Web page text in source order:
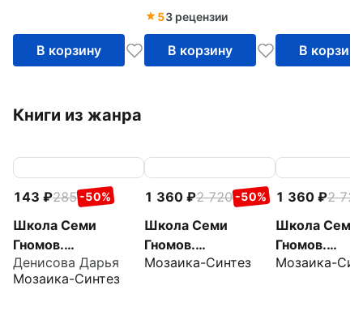
В корзину
53 рецензии
В корзину В корзину
Книги из жанра
143 285 -50%
Школа Семи
Гномов.
Мастерская.
Декоративное
Денисова Дарья
Мозаика-Синтез
1 360 2 720 -50%
Школа Семи
Гномов.
Мастерская.
Мозаика-Синтез
1 360
2 720
Школа Семи
Гномов.
Мастерская.
Мозаика-